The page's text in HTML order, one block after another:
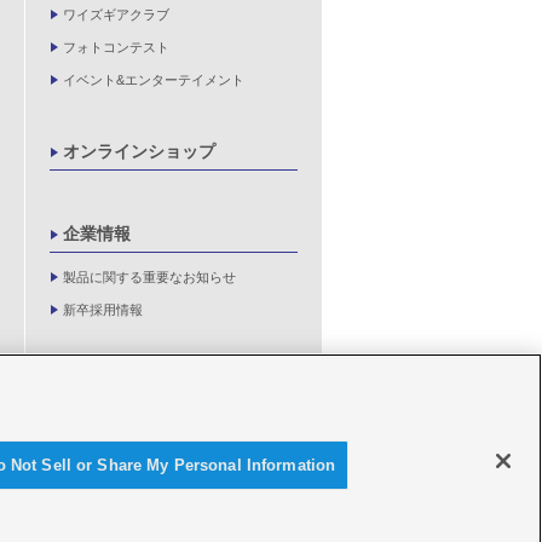
ワイズギアクラブ
フォトコンテスト
イベント&エンターテイメント
オンラインショップ
企業情報
製品に関する重要なお知らせ
新卒採用情報
Not Sell or Share My Personal Information